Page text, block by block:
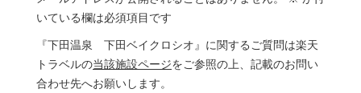
いている欄は必須項目です
『下田温泉 下田ベイクロシオ』に関するご質問は楽天
トラベルの当該施設ページをご参照の上、記載のお問い
合わせ先へお願いします。